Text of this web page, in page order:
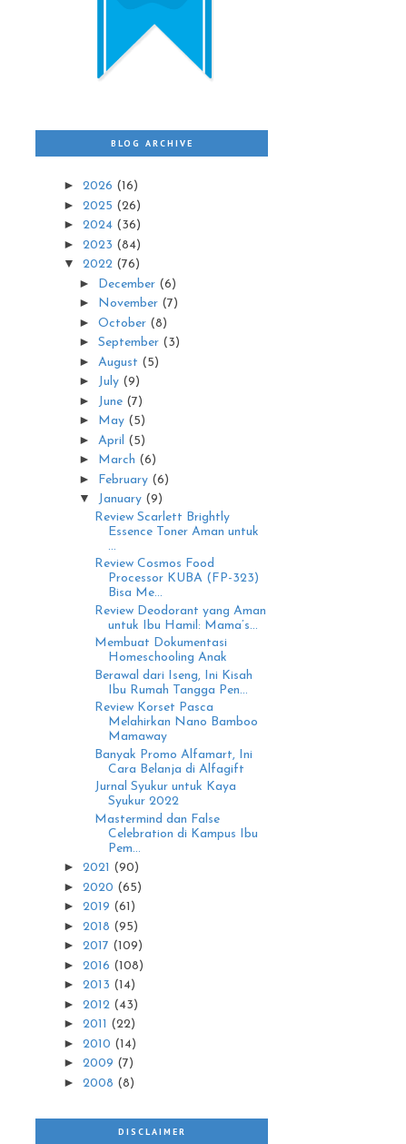
BLOG ARCHIVE
► 2026 (16)
► 2025 (26)
► 2024 (36)
► 2023 (84)
▼ 2022 (76)
► December (6)
► November (7)
► October (8)
► September (3)
► August (5)
► July (9)
► June (7)
► May (5)
► April (5)
► March (6)
► February (6)
▼ January (9)
Review Scarlett Brightly
Essence Toner Aman untuk
...
Review Cosmos Food
Processor KUBA (FP-323)
Bisa Me...
Review Deodorant yang Aman
untuk Ibu Hamil: Mama’s...
Membuat Dokumentasi
Homeschooling Anak
Berawal dari Iseng, Ini Kisah
Ibu Rumah Tangga Pen...
Review Korset Pasca
Melahirkan Nano Bamboo
Mamaway
Banyak Promo Alfamart, Ini
Cara Belanja di Alfagift
Jurnal Syukur untuk Kaya
Syukur 2022
Mastermind dan False
Celebration di Kampus Ibu
Pem...
► 2021 (90)
► 2020 (65)
► 2019 (61)
► 2018 (95)
► 2017 (109)
► 2016 (108)
► 2013 (14)
► 2012 (43)
► 2011 (22)
► 2010 (14)
► 2009 (7)
► 2008 (8)
DISCLAIMER